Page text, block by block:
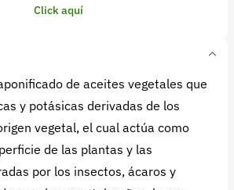
Click aquí
de aceites vegetales que
y potásicas derivadas de los
vegetal, el cual actúa como
de las plantas y las
por los insectos, ácaros y